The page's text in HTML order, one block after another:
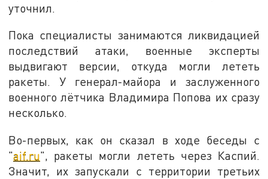
уточнил.
Пока специалисты занимаются ликвидацией
последствий атаки, военные эксперты
выдвигают версии, откуда могли лететь
ракеты. У генерал-майора и заслуженного
военного лётчика Владимира Попова их сразу
несколько.
Во-первых, как он сказал в ходе беседы с
"aif.ru", ракеты могли лететь через Каспий.
Значит, их запускали с территории третьих